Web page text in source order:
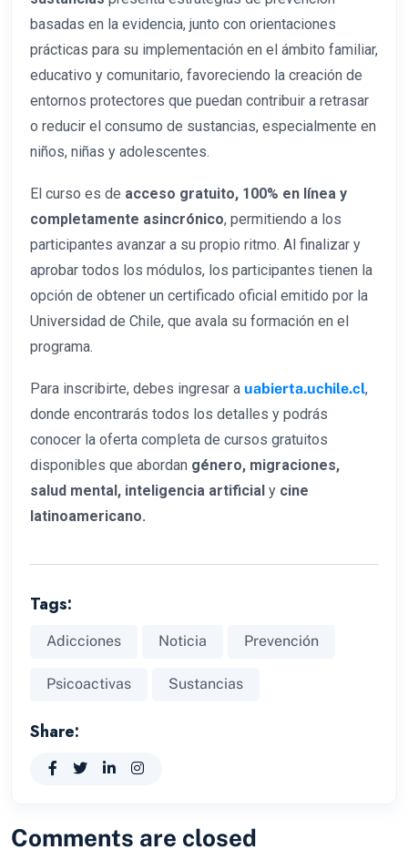
basadas en la evidencia, junto con orientaciones
prácticas para su implementación en el ámbito familiar,
educativo y comunitario, favoreciendo la creación de
entornos protectores que puedan contribuir a retrasar
o reducir el consumo de sustancias, especialmente en
niños, niñas y adolescentes.
El curso es de acceso gratuito, 100% en línea y
completamente asincrónico, permitiendo a los
participantes avanzar a su propio ritmo. Al finalizar y
aprobar todos los módulos, los participantes tienen la
opción de obtener un certificado oficial emitido por la
Universidad de Chile, que avala su formación en el
programa.​
Para inscribirte, debes ingresar a uabierta.uchile.cl,
donde encontrarás todos los detalles y podrás
conocer la oferta completa de cursos gratuitos
disponibles que abordan género, migraciones,
salud mental, inteligencia artificial y cine
latinoamericano.
Tags:
Adicciones Noticia Prevención
Psicoactivas Sustancias
Share:
Comments are closed